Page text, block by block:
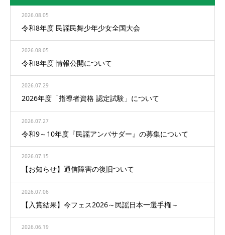
2026.08.05
令和8年度 民謡民舞少年少女全国大会
2026.08.05
令和8年度 情報公開について
2026.07.29
2026年度「指導者資格 認定試験」について
2026.07.27
令和9～10年度『民謡アンバサダー』の募集について
2026.07.15
【お知らせ】通信障害の復旧ついて
2026.07.06
【入賞結果】今フェス2026～民謡日本一選手権～
2026.06.19